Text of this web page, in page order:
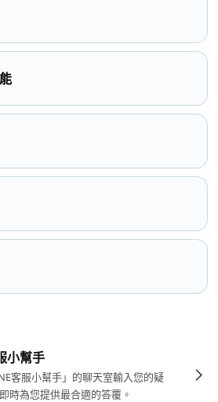
小幫手
客服小幫手」的聊天室輸入您的疑
時為您提供最合適的答覆。